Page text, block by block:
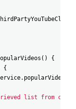
( )
{
{
. popularVideos
list from